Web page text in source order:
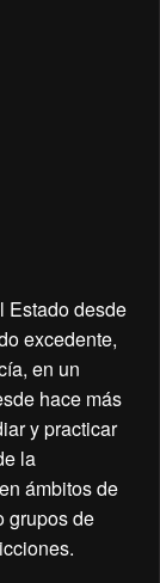
Estado desde
excedente,
en un
hace más
y practicar
la
ámbitos de
grupos de